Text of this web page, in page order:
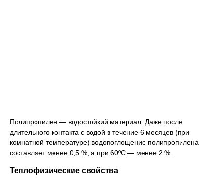
Полипропилен — водостойкий материал. Даже после
длительного контакта с водой в течение 6 месяцев (при
комнатной температуре) водопоглощение полипропилена
составляет менее 0,5 %, а при 60ºС — менее 2 %.
Теплофизические свойства